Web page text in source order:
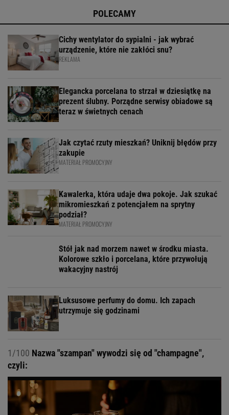
POLECAMY
Cichy wentylator do sypialni - jak wybrać
urządzenie, które nie zakłóci snu?
REKLAMA
Elegancka porcelana to strzał w dziesiątkę na
prezent ślubny. Porządne serwisy obiadowe są
teraz w świetnych cenach
Jak czytać rzuty mieszkań? Uniknij błędów przy
zakupie
MATERIAŁ PROMOCYJNY
Kawalerka, która udaje dwa pokoje. Jak szukać
mikromieszkań z potencjałem na sprytny
podział?
MATERIAŁ PROMOCYJNY
Stół jak nad morzem nawet w środku miasta.
Kolorowe szkło i porcelana, które przywołują
wakacyjny nastrój
Luksusowe perfumy do domu. Ich zapach
utrzymuje się godzinami
1/100 Nazwa "szampan" wywodzi się od "champagne",
czyli: